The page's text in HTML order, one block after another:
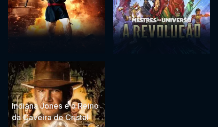
Indiana Jones e o Reino
da Caveira de Cristal